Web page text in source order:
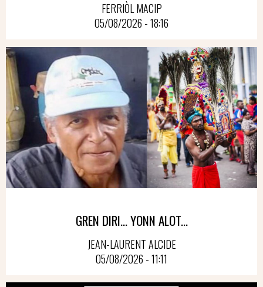
FERRIÒL MACIP
05/08/2026 - 18:16
GREN DIRI… YONN ALOT...
JEAN-LAURENT ALCIDE
05/08/2026 - 11:11